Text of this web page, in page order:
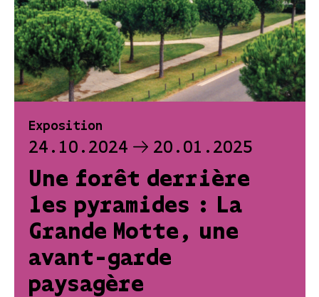
Exposition
24.10.2024 20.01.2025
Une forêt derrière
les pyramides : La
Grande Motte, une
avant-garde
paysagère